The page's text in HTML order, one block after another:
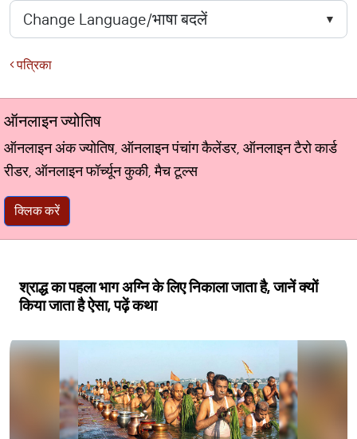
पत्रिका
ऑनलाइन ज्योतिष
ऑनलाइन अंक ज्योतिष, ऑनलाइन पंचांग कैलेंडर, ऑनलाइन टैरो कार्ड
रीडर, ऑनलाइन फॉर्च्यून कुकी, मैच टूल्स
क्लिक करें
श्राद्ध का पहला भाग अग्नि के लिए निकाला जाता है, जानें क्यों
किया जाता है ऐसा, पढ़ें कथा